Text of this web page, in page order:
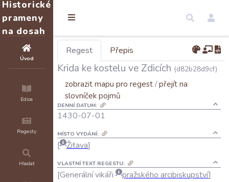
Historické
prameny
na dosah
Úvod
Edice
Regesty
Hledat
Regest Přepis
Krida ke kostelu ve Zdicích (d82b28d9cf)
zobrazit mapu pro regest/přejít na
slovníček pojmů
DENNÍ DATUM:
1430-07-01
MÍSTO VYDÁNÍ:
Žitava
VLASTNÍ TEXT REGESTU:
Generálnívikáři pražského arcibiskupství